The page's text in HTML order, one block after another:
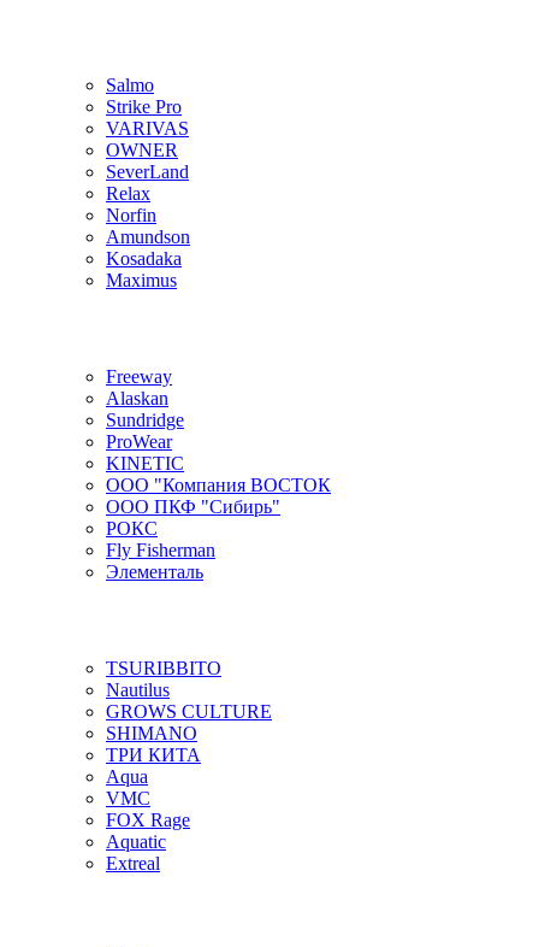
Salmo
Strike Pro
VARIVAS
OWNER
SeverLand
Relax
Norfin
Amundson
Kosadaka
Maximus
Freeway
Alaskan
Sundridge
ProWear
KINETIC
ООО "Компания ВОСТОК
ООО ПКФ "Сибирь"
РОКС
Fly Fisherman
Элементаль
TSURIBBITO
Nautilus
GROWS CULTURE
SHIMANO
ТРИ КИТА
Aqua
VMC
FOX Rage
Aquatic
Extreal